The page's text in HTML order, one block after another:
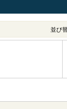
並び